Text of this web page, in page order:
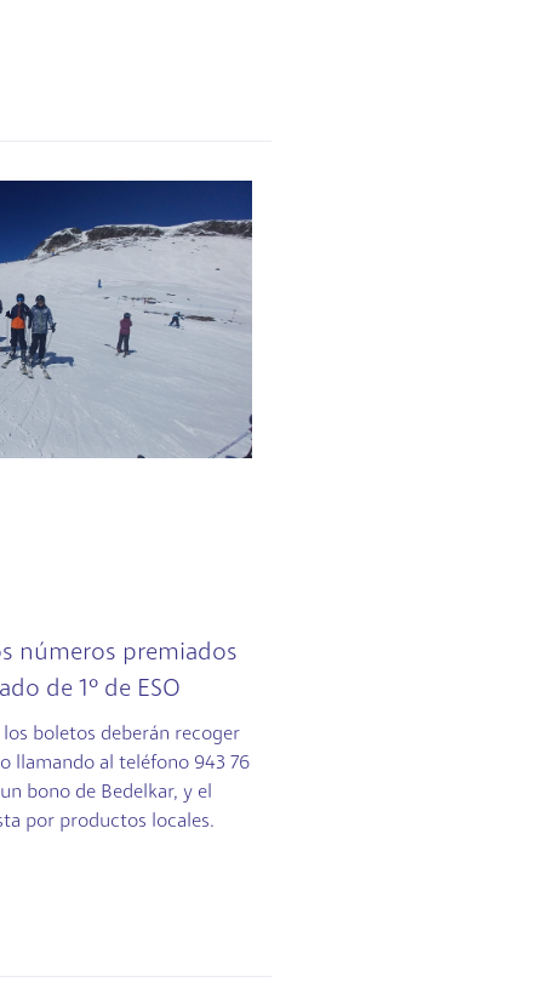
números premiados
de 1º de ESO
boletos deberán recoger
llamando al teléfono 943 76
bono de Bedelkar, y el
por productos locales.